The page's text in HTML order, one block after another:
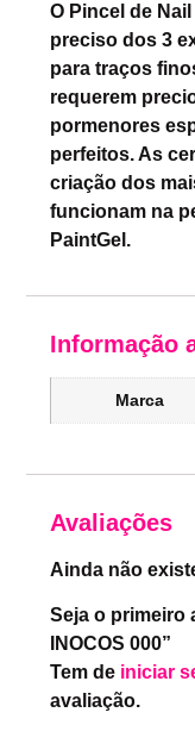
O Pincel de
preciso dos 3
para traços
requerem
pormenores
perfeitos. As
criação dos
funcionam na
PaintGel.
Informação
Marca
Avaliações
Ainda não
Seja o primeiro
INOCOS 000”
Tem de iniciar
avaliação.